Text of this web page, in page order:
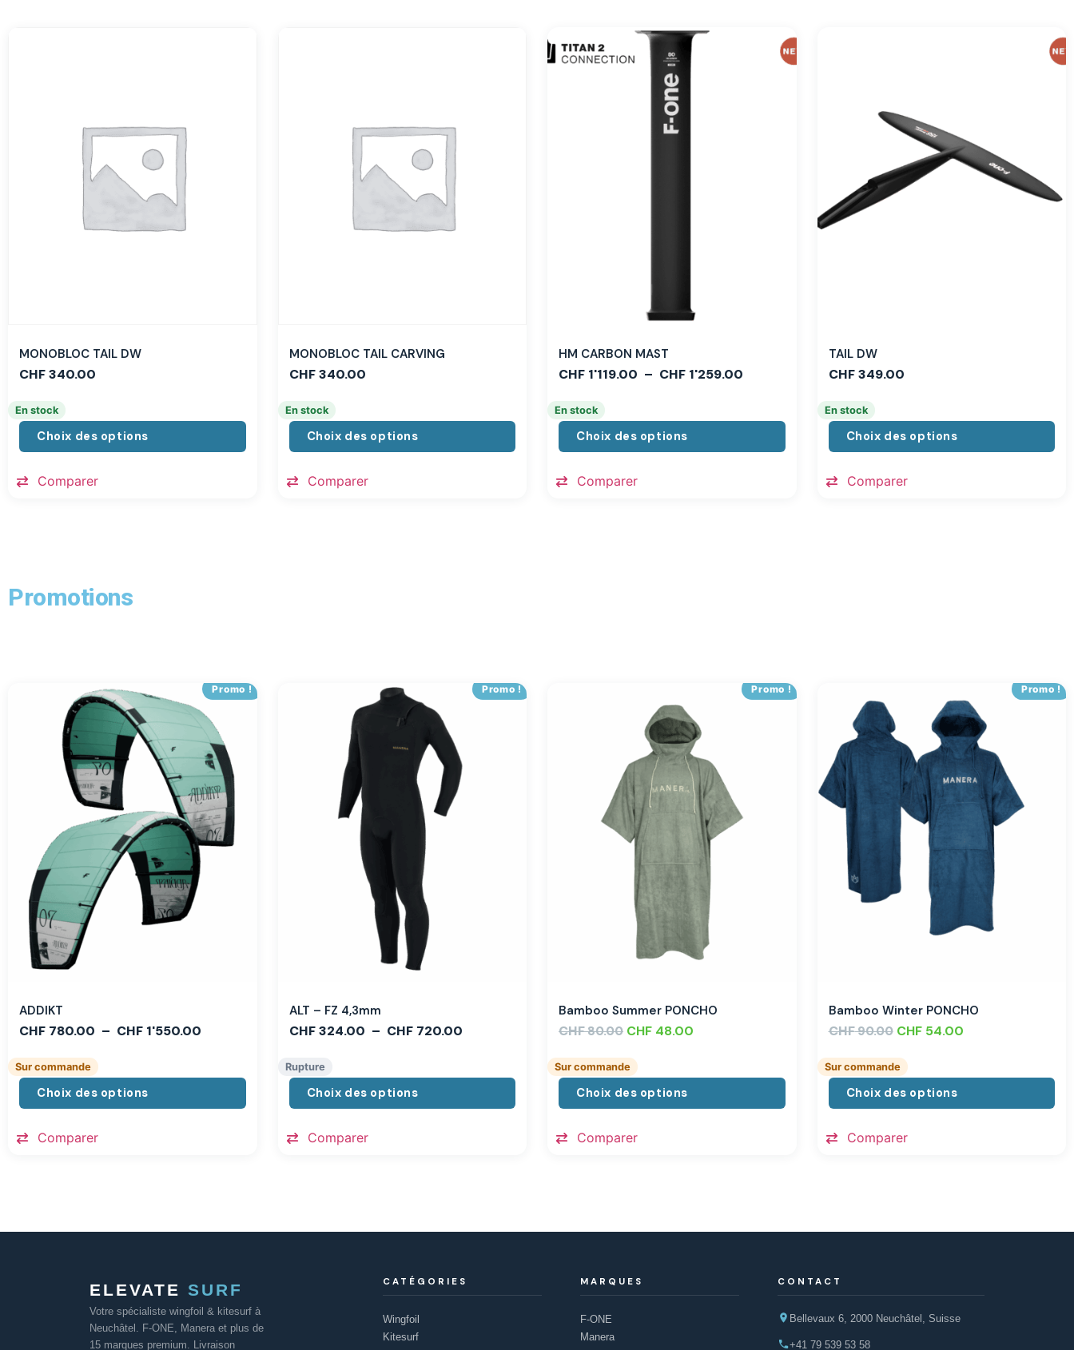
MONOBLOC TAIL DW
CHF340.00
En stock
Choix des options
Comparer
MONOBLOC TAIL CARVING
CHF340.00
En stock
Choix des options
Comparer
HM CARBON MAST
CHF 1'119.00 – CHF 1'259.00
En stock
Choix des options
Comparer
TAIL DW
CHF349.00
En stock
Choix des options
Comparer
Promotions
Promo !
ADDIKT
CHF 780.00 – CHF 1'550.00
Sur commande
Choix des options
Comparer
Promo !
ALT – FZ 4,3mm
CHF324.00 – CHF720.00
Rupture
Choix des options
Comparer
Promo !
Bamboo Summer PONCHO
CHF80.00 CHF 48.00
Sur commande
Choix des options
Comparer
Promo !
Bamboo Winter PONCHO
CHF90.00 CHF54.00
Sur commande
Choix des options
Comparer
ELEVATE SURF
Votre spécialiste wingfoil & kitesurf à
Neuchâtel. F-ONE, Manera et plus de
15 marques premium. Livraison
CATÉGORIES
Wingfoil
Kitesurf
MARQUES
F-ONE
Manera
CONTACT
Bellevaux 6, 2000 Neuchâtel, Suisse
+41 79 539 53 58